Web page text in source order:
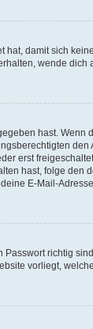
damit sich
wende dich
hast. Wenn
erst
hast, folge
E-Mail-
richtig
vorliegt,